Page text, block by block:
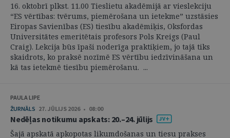
16. oktobrī plkst. 11.00 Tieslietu akadēmijā ar vieslekciju
“ES vērtības: tvērums, piemērošana un ietekme” uzstāsies
Eiropas Savienības (ES) tiesību akadēmiķis, Oksfordas
Universitātes emeritētais profesors Pols Kreigs (Paul
Craig). Lekcija būs īpaši noderīga praktiķiem, jo tajā tiks
skaidrots, ko praksē nozīmē ES vērtību iedzīvināšana un
kā tas ietekmē tiesību piemērošanu. ...
PAULA LIPE
ŽURNĀLS 27. JŪLIJS 2026 • 08:00
Nedēļas notikumu apskats: 20.–24. jūlijs
Šajā apskatā apkopotas likumdošanas un tiesu prakses